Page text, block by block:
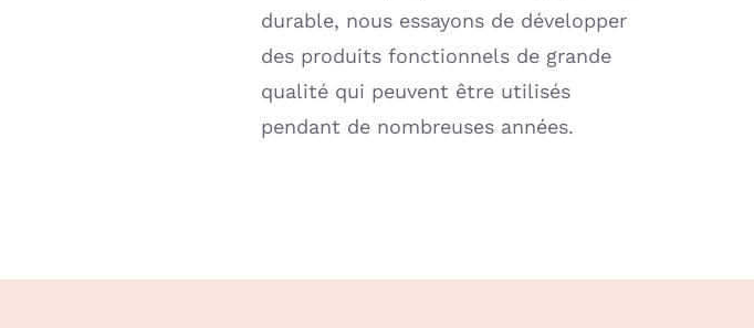
durable, nous essayons de développer
des produits fonctionnels de grande
qualité qui peuvent être utilisés
pendant de nombreuses années.